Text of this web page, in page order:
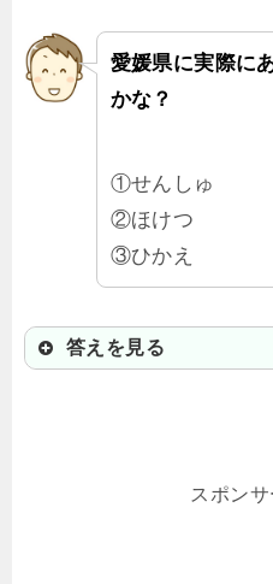
愛媛県に実際に
かな？
①せんしゅ
②ほけつ
③ひかえ
答えを見る
宇和島市にある地名だ
スポンサ